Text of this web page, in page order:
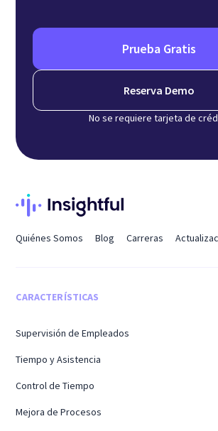
Prueba Gratis
Reserva Demo
No se requiere tarjeta de
Quiénes Somos Blog Carreras
CARACTERÍSTICAS
Supervisión de Empleados
Tiempo y Asistencia
Control de Tiempo
Mejora de Procesos